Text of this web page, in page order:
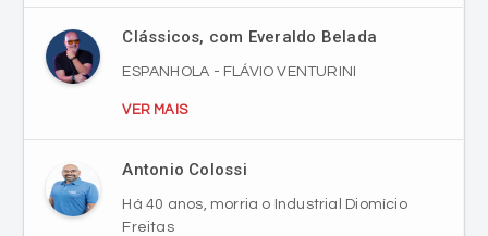
Clássicos, com Everaldo Belada
ESPANHOLA - FLÁVIO VENTURINI
VER MAIS
Antonio Colossi
Há 40 anos, morria o Industrial Diomício
Freitas